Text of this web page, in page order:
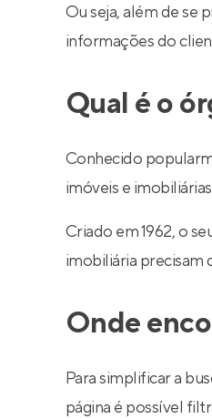
Ou seja, além de se
informações do
Qual é o
Conhecido
imóveis e
Criado em 1962, o
imobiliária precisam
Onde
Para simplificar a
página é possível